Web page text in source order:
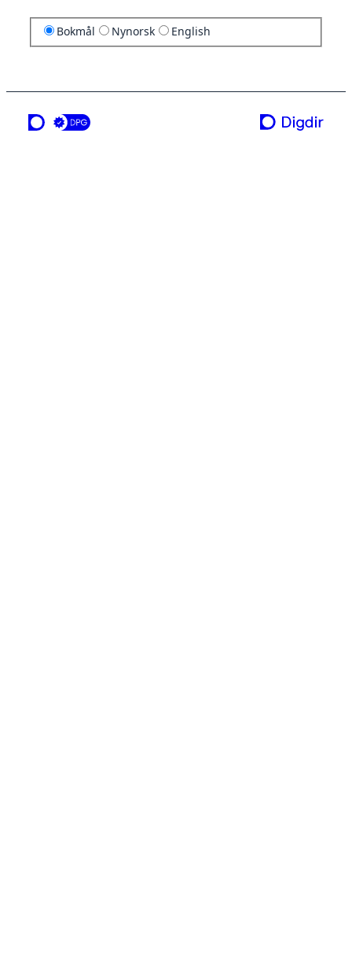
Bokmål Nynorsk English